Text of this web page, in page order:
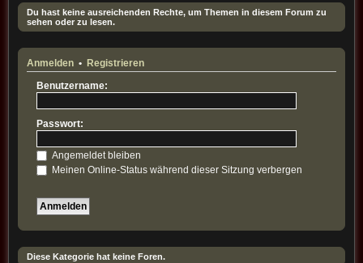
Du hast keine ausreichenden Rechte, um Themen in diesem Forum zu
sehen oder zu lesen.
Anmelden• Registrieren
Benutzername:
Passwort:
Angemeldet bleiben
Meinen Online-Status während dieser Sitzung verbergen
Diese Kategorie hat keine Foren.